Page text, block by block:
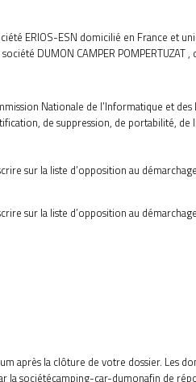
ERIOS-ESN domicilié en France et
DUMON CAMPER POMPERTUZAT
Nationale de l’Informatique et des
de suppression, de portabilité,
sur la liste d’opposition au
sur la liste d’opposition au
après la clôture de votre dossier. Les
la sociétécamping-car-dumonafin de